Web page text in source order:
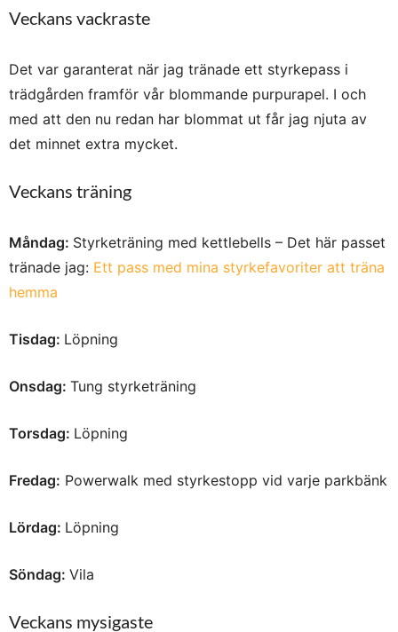
Veckans vackraste
Det var garanterat när jag tränade ett styrkepass i
trädgården framför vår blommande purpurapel. I och
med att den nu redan har blommat ut får jag njuta av
det minnet extra mycket.
Veckans träning
Måndag: Styrketräning med kettlebells – Det här passet
tränade jag: Ett pass med mina styrkefavoriter att träna
hemma
Tisdag: Löpning
Onsdag: Tung styrketräning
Torsdag: Löpning
Fredag: Powerwalk med styrkestopp vid varje parkbänk
Lördag: Löpning
Söndag: Vila
Veckans mysigaste